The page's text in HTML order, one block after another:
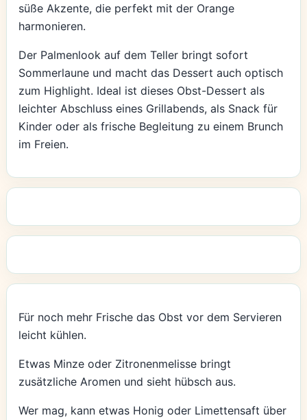
süße Akzente, die perfekt mit der Orange
harmonieren.
Der Palmenlook auf dem Teller bringt sofort
Sommerlaune und macht das Dessert auch optisch
zum Highlight. Ideal ist dieses Obst-Dessert als
leichter Abschluss eines Grillabends, als Snack für
Kinder oder als frische Begleitung zu einem Brunch
im Freien.
Für noch mehr Frische das Obst vor dem Servieren
leicht kühlen.
Etwas Minze oder Zitronenmelisse bringt
zusätzliche Aromen und sieht hübsch aus.
Wer mag, kann etwas Honig oder Limettensaft über